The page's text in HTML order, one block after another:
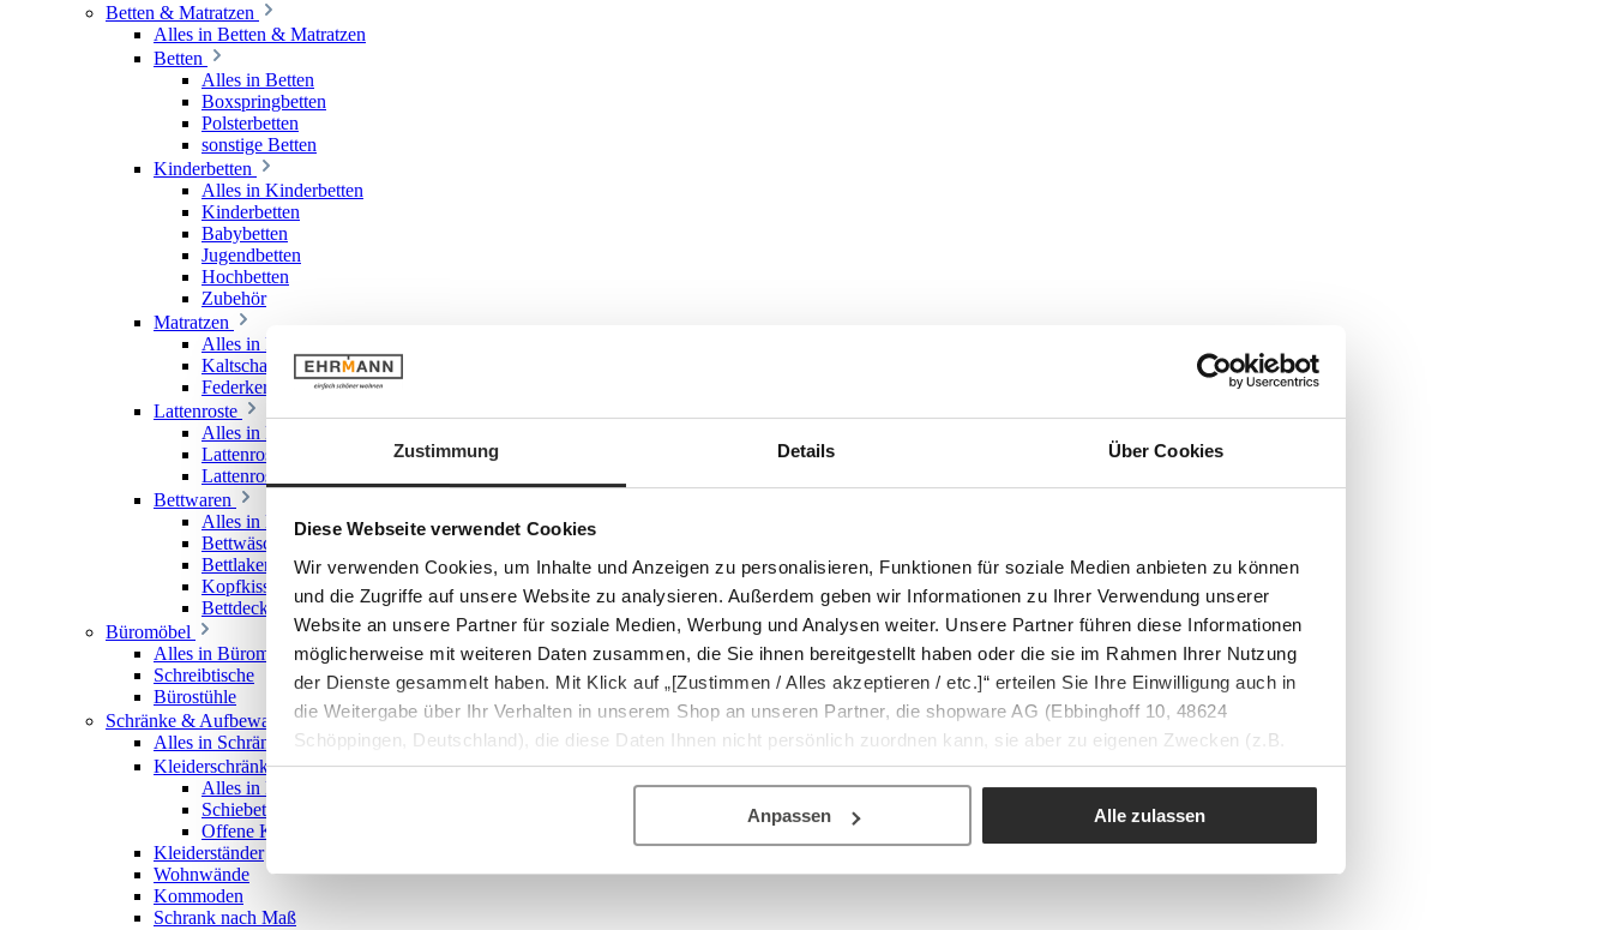
Zustimmung Details Über Cookies
Diese Webseite verwendet Cookies
Wir verwenden Cookies, um Inhalte und Anzeigen zu personalisieren, Funktionen für soziale Medien anbieten zu können
und die Zugriffe auf unsere Website zu analysieren. Außerdem geben wir Informationen zu Ihrer Verwendung unserer
Website an unsere Partner für soziale Medien, Werbung und Analysen weiter. Unsere Partner führen diese Informationen
möglicherweise mit weiteren Daten zusammen, die Sie ihnen bereitgestellt haben oder die sie im Rahmen Ihrer Nutzung
der Dienste gesammelt haben. Mit Klick auf „[Zustimmen / Alles akzeptieren / etc.]“ erteilen Sie Ihre Einwilligung auch in
die Weitergabe über Ihr Verhalten in unserem Shop an unseren Partner, die shopware AG (Ebbinghoff 10, 48624
Schöppingen, Deutschland), die diese Daten Ihnen nicht persönlich zuordnen kann, sie aber zu eigenen Zwecken (z.B.
Produktverbesserungen, Marktverhaltensanalysen) verarbeiten darf.
Anpassen Alle zulassen
Betten & Matratzen
Alles in Betten & Matratzen
Betten
Alles in Betten
Boxspringbetten
Polsterbetten
sonstige Betten
Kinderbetten
Alles in Kinderbetten
Kinderbetten
Babybetten
Jugendbetten
Hochbetten
Zubehör
Matratzen
Alles in Matratzen
Kaltschaummatratzen
Federkernmatratzen
Lattenroste
Alles in Lattenroste
Lattenroste starr
Lattenroste verstellbar
Bettwaren
Alles in Bettwaren
Bettwäsche
Bettlaken & Spannlaken
Kopfkissen
Bettdecken
Büromöbel
Alles in Büromöbel
Schreibtische
Bürostühle
Schränke & Aufbewahrung
Alles in Schränke & Aufbewahrung
Kleiderschränke
Alles in Kleiderschränke
Schiebetürenschränke
Offene Kleiderschränke
Kleiderständer
Wohnwände
Kommoden
Schrank nach Maß